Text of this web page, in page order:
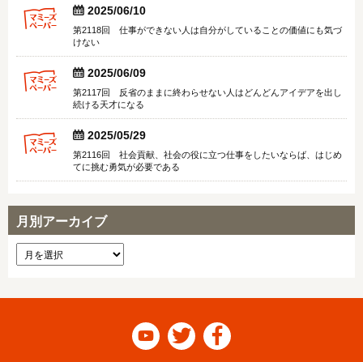
  2025/06/10
第2118回 仕事ができない人は自分がしていることの価値にも気づ
けない
  2025/06/09
第2117回 反省のままに終わらせない人はどんどんアイデアを出し
続ける天才になる
  2025/05/29
第2116回 社会貢献、社会の役に立つ仕事をしたいならば、はじめ
てに挑む勇気が必要である
月別アーカイブ
  